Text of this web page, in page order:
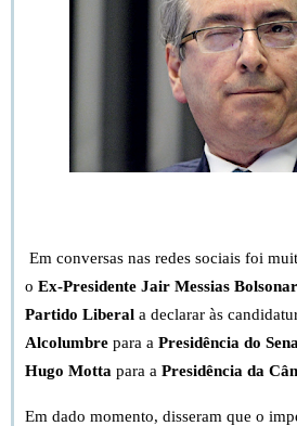
Em conversas nas redes sociais foi
o Ex-Presidente Jair Messias
Partido Liberal a declarar às
Alcolumbre para a Presidência do
Hugo Motta para a Presidência da
Em dado momento, disseram que o